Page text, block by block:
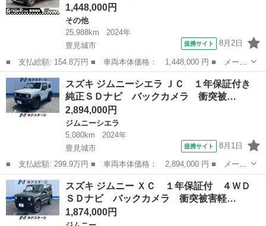
1,448,000円
その他
25,988km
2024年
豊見城市
提携サイト 8月2日
■ 支払総額: 154.8万円 ■ 車両本体価格： 1,448,000 円 ■ メーカ
ー名： スズキ ■ 車種名： ハスラー ■ グレード名： ハイブリ
ッドＧ ☆ＥＴＣ☆ドライブレコーダー☆Ｂｌｕｅｔｏｏｔｈ☆禁煙
車☆シー...
沖縄 豊見城市 その他
スズキ ジムニーシエラ ＪＣ １年保証付き
純正ＳＤナビ バックカメラ 衝突被…
2,894,000円
ジムニーシエラ
5,080km
2024年
豊見城市
提携サイト 8月1日
■ 支払総額: 299.9万円 ■ 車両本体価格： 2,894,000 円 ■ メーカ
ー名： スズキ ■ 車種名： ジムニーシエラ ■ グレード名： Ｊ
Ｃ １年保証付き 純正ＳＤナビ バックカメラ 衝突被害軽減シス
テム 禁...
沖縄 豊見城市 ジムニーシエラ
スズキ ジムニー ＸＣ １年保証付 ４ＷＤ
ＳＤナビ バックカメラ 衝突被害軽…
1,874,000円